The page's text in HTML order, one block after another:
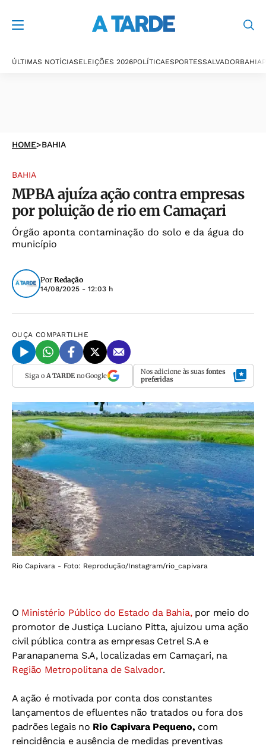
ÚLTIMAS NOTÍCIASELEIÇÕES 2026POLÍTICAESPORTESSALVADORBAHIA
HOME>BAHIA
BAHIA
MPBA ajuíza ação contra empresas
por poluição de rio em Camaçari
Órgão aponta contaminação do solo e da água do
município
Por Redação
14/08/2025 - 12:03 h
OUÇA COMPARTILHE
Siga o A TARDEno Google Nos adicione às suas fontes
preferidas
Rio Capivara - Foto: Reprodução/Instagram/rio_capivara
O Ministério Público do Estado da Bahia,por meio do
promotor de Justiça Luciano Pitta, ajuizou uma ação
civil pública contra as empresas Cetrel S.A e
Paranapanema S.A, localizadas em Camaçari, na
Região Metropolitana de Salvador.
A ação é motivada por conta dos constantes
lançamentos de efluentes não tratados ou fora dos
padrões legais no Rio Capivara Pequeno, com
reincidência e ausência de medidas preventivas